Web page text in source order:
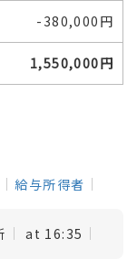
-380,000円
1,550,000円
給与所得者
at 16:35